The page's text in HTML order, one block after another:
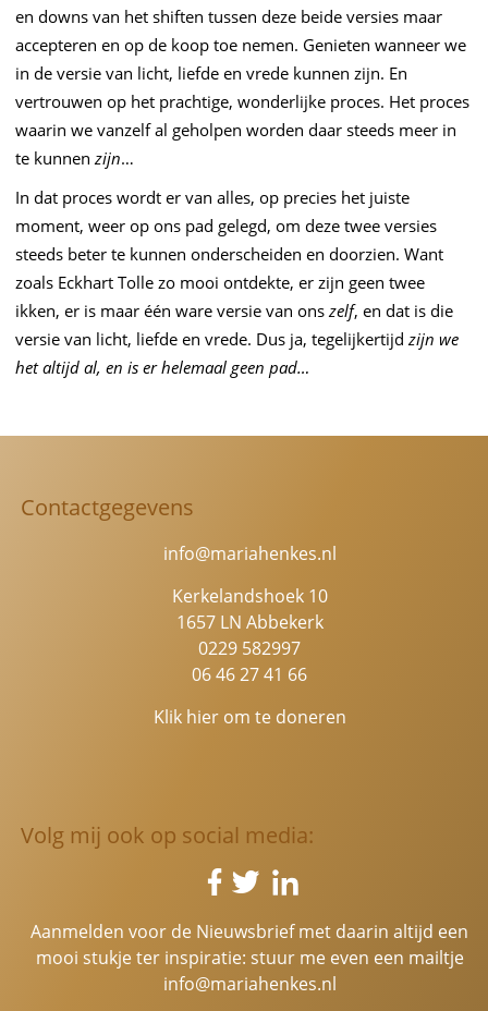
en downs van het shiften tussen deze beide versies maar
accepteren en op de koop toe nemen. Genieten wanneer we
in de versie van licht, liefde en vrede kunnen zijn. En
vertrouwen op het prachtige, wonderlijke proces. Het proces
waarin we vanzelf al geholpen worden daar steeds meer in
te kunnenzijn…
In dat proces wordt er van alles, op precies het juiste
moment, weer op ons pad gelegd, om deze twee versies
steeds beter te kunnen onderscheiden en doorzien. Want
zoals Eckhart Tolle zo mooi ontdekte, er zijn geen twee
ikken, er is maar één ware versie van onszelf, en dat is die
versie van licht, liefde en vrede. Dus ja, tegelijkertijdzijn we
het altijd al, en is er helemaal geen pad…
Contactgegevens
info@mariahenkes.nl
Kerkelandshoek 10
1657 LN Abbekerk
0229 582997
06 46 27 41 66
Klik hier om te doneren
Volg mij ook op social media:
Aanmelden voor de Nieuwsbrief met daarin altijd een
mooi stukje ter inspiratie: stuur me even een mailtje
info@mariahenkes.nl